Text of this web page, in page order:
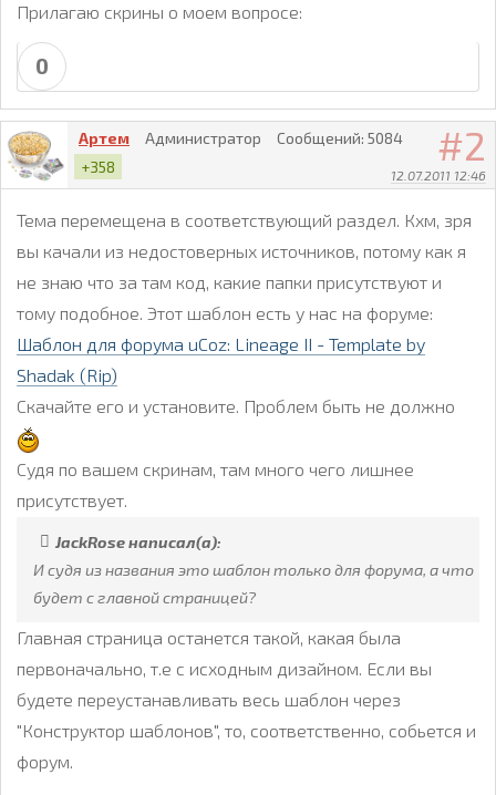
Прилагаю скрины о моем вопросе:
0
2
12.07.2011 12:46
Артем Администратор Сообщений: 5084
+358
Тема перемещена в соответствующий раздел. Кхм, зря
вы качали из недостоверных источников, потому как я
не знаю что за там код, какие папки присутствуют и
тому подобное. Этот шаблон есть у нас на форуме:
Шаблон для форума uCoz: Lineage II - Template by
Shadak (Rip)
Скачайте его и установите. Проблем быть не должно
Судя по вашем скринам, там много чего лишнее
присутствует.
JackRose написал(а):
И судя из названия это шаблон только для форума, а что
будет с главной страницей?
Главная страница останется такой, какая была
первоначально, т.е с исходным дизайном. Если вы
будете переустанавливать весь шаблон через
"Конструктор шаблонов", то, соответственно, собьется и
форум.